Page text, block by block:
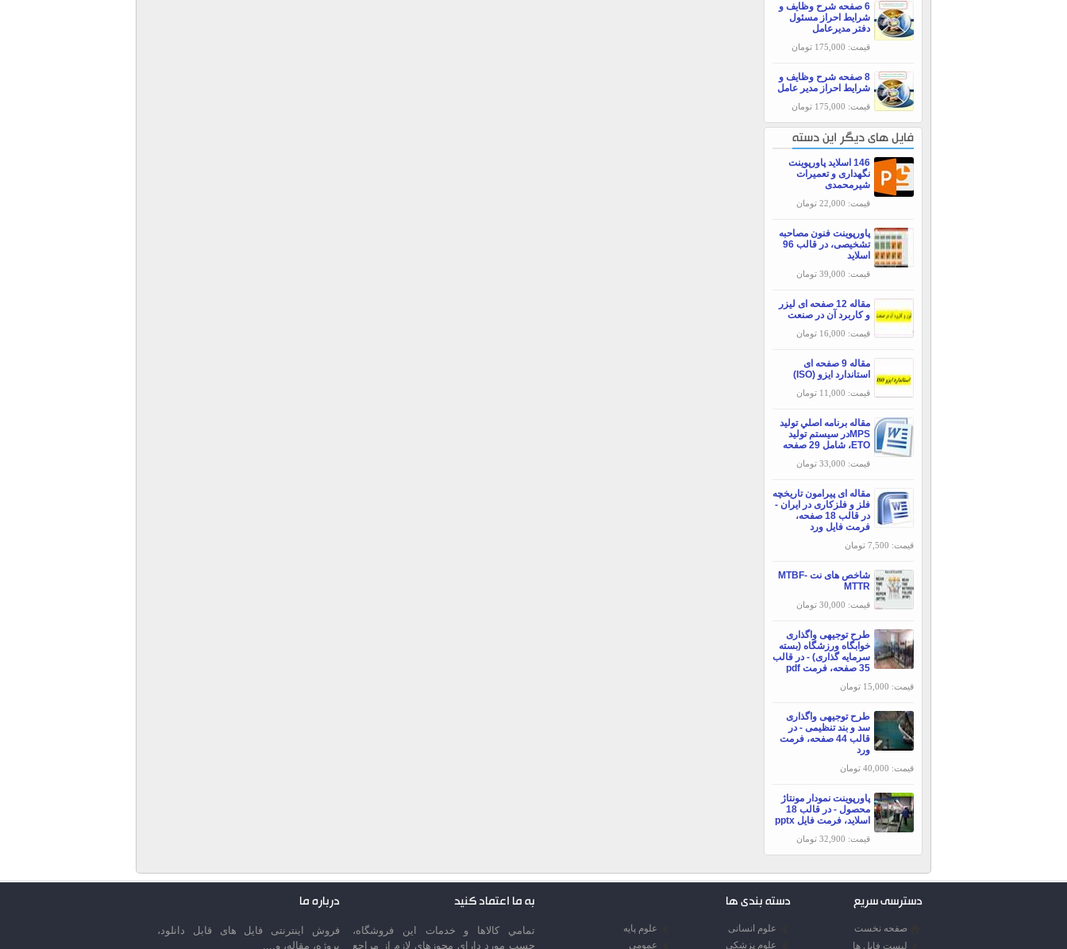
6 صفحه شرح وظایف و
شرایط احراز مسئول
دفتر مدیرعامل
قیمت: 175,000 تومان
8 صفحه شرح وظایف و
شرایط احراز مدیر عامل
قیمت: 175,000 تومان
فایل های دیگر این دسته
146 اسلاید پاورپوینت
نگهداری و تعمیرات
شیرمحمدی
قیمت: 22,000 تومان
پاورپوینت فنون مصاحبه
تشخیصی، در قالب 96
اسلاید
قیمت: 39,000 تومان
مقاله 12 صفحه ای لیزر
و کاربرد آن در صنعت
قیمت: 16,000 تومان
مقاله 9 صفحه ای
استاندارد ایزو (ISO)
قیمت: 11,000 تومان
مقاله برنامه اصلي توليد
MPSدر سيستم توليد
ETO، شامل 29 صفحه
قیمت: 33,000 تومان
مقاله ای پیرامون تاریخچه
فلز و فلزکاری در ایران -
در قالب 18 صفحه،
فرمت فایل ورد
قیمت: 7,500 تومان
شاخص های نت MTBF-
MTTR
قیمت: 30,000 تومان
طرح توجیهی واگذاری
خوابگاه ورزشگاه (بسته
سرمایه گذاری) - در قالب
35 صفحه، فرمت pdf
قیمت: 15,000 تومان
طرح توجیهی واگذاری
سد و بند تنظیمی - در
قالب 44 صفحه، فرمت
ورد
قیمت: 40,000 تومان
پاورپوینت نمودار مونتاژ
محصول - در قالب 18
اسلاید، فرمت فایل pptx
قیمت: 32,900 تومان
دسترسی سریع
صفحه نخست
لیست فایل ها
دسته بندی ها
علوم انسانی
علوم پایه
علوم پزشکی
عمومی
به ما اعتماد کنید
تمامي كالاها و خدمات اين فروشگاه،
حسب مورد داراي مجوزهاي لازم از مراجع
درباره ما
فروش اینترنتی فایل های قابل دانلود،
پروژه، مقاله، و....